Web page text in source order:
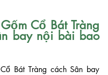
Cổ Bát Tràng
bay nội bài bao
Bát Tràng cách Sân bay